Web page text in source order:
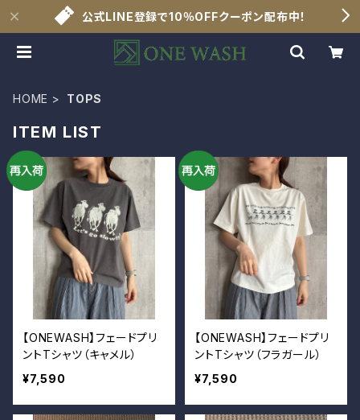
公式LINE登録で10％OFFクーポン配布中！
HOME TOPS
ITEM LIST
【ONEWASH】フェードプリ
ントTシャツ（キャメル）
¥7,590
【ONEWASH】フェードプリ
ントTシャツ（フラガール）
¥7,590